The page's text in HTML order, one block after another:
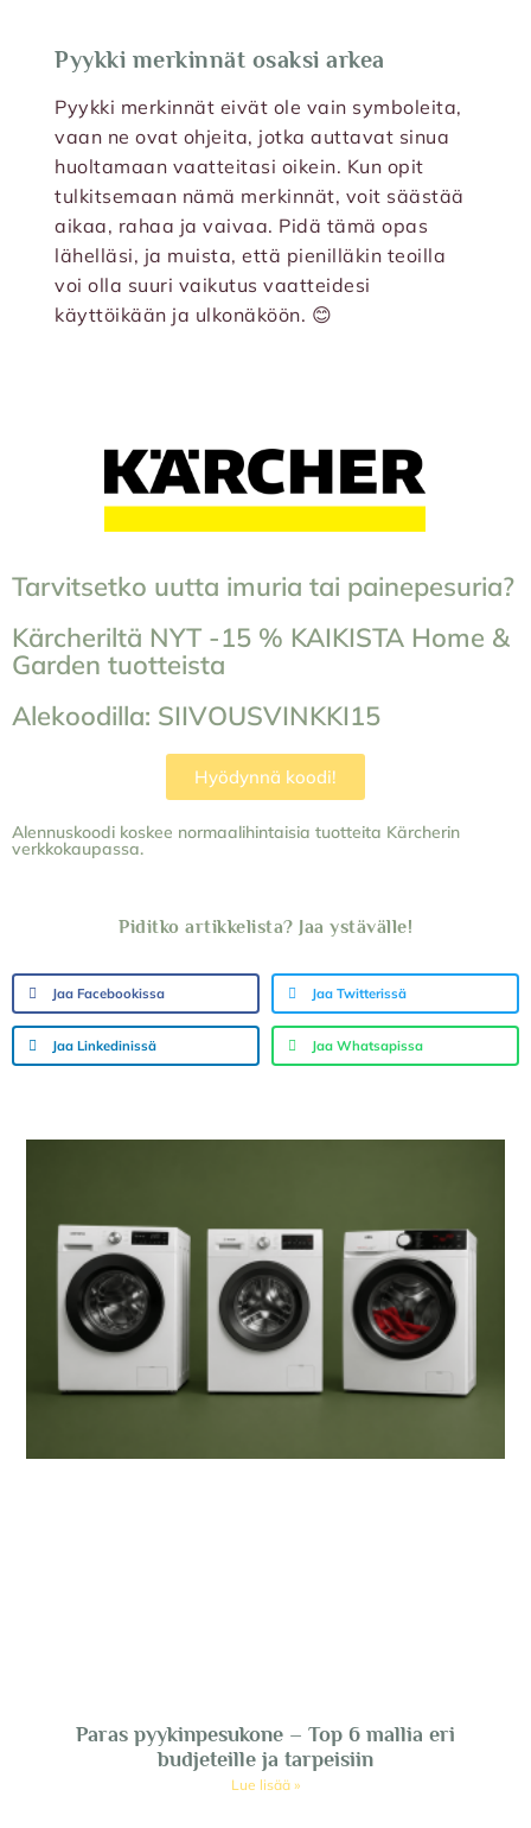
Pyykki merkinnät osaksi arkea
Pyykki merkinnät eivät ole vain symboleita,
vaan ne ovat ohjeita, jotka auttavat sinua
huoltamaan vaatteitasi oikein. Kun opit
tulkitsemaan nämä merkinnät, voit säästää
aikaa, rahaa ja vaivaa. Pidä tämä opas
lähelläsi, ja muista, että pienilläkin teoilla
voi olla suuri vaikutus vaatteidesi
käyttöikään ja ulkonäköön. 😊
Tarvitsetko uutta imuria tai painepesuria?
Kärcheriltä NYT -15 % KAIKISTA Home &
Garden tuotteista
Alekoodilla: SIIVOUSVINKKI15
Hyödynnä koodi!
Alennuskoodi koskee normaalihintaisia tuotteita Kärcherin
verkkokaupassa.
Piditko artikkelista? Jaa ystävälle!
Jaa Facebookissa Jaa Twitterissä
Jaa Linkedinissä Jaa Whatsapissa
Paras pyykinpesukone – Top 6 mallia eri
budjeteille ja tarpeisiin
Lue lisää »